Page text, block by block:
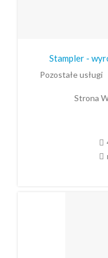
Stampler -
Pozostałe usługi
Strona